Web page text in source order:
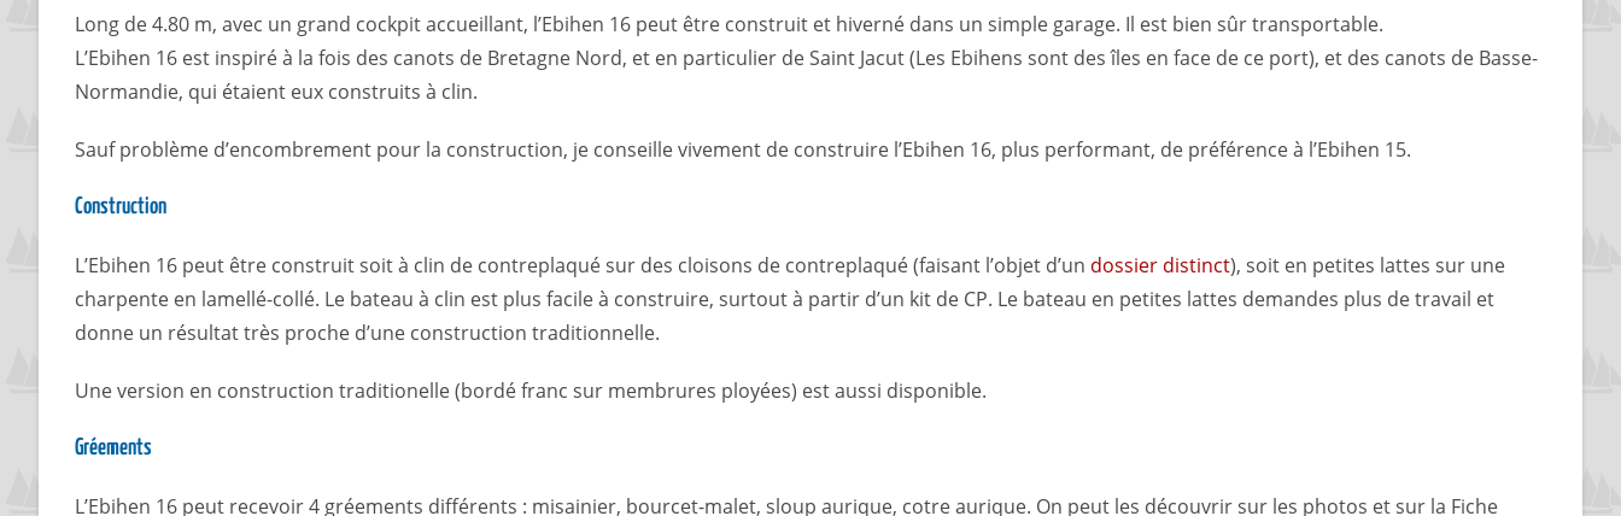
Long de 4.80 m, avec un grand cockpit accueillant, l’Ebihen 16 peut être construit et hiverné dans un simple garage. Il est bien sûr transportable.
L’Ebihen 16 est inspiré à la fois des canots de Bretagne Nord, et en particulier de Saint Jacut (Les Ebihens sont des îles en face de ce port), et des canots de Basse-
Normandie, qui étaient eux construits à clin.
Sauf problème d’encombrement pour la construction, je conseille vivement de construire l’Ebihen 16, plus performant, de préférence à l’Ebihen 15.
Construction
L’Ebihen 16 peut être construit soit à clin de contreplaqué sur des cloisons de contreplaqué (faisant l’objet d’un dossier distinct), soit en petites lattes sur une
charpente en lamellé-collé. Le bateau à clin est plus facile à construire, surtout à partir d’un kit de CP. Le bateau en petites lattes demandes plus de travail et
donne un résultat très proche d’une construction traditionnelle.
Une version en construction traditionelle (bordé franc sur membrures ployées) est aussi disponible.
Gréements
L’Ebihen 16 peut recevoir 4 gréements différents : misainier, bourcet-malet, sloup aurique, cotre aurique. On peut les découvrir sur les photos et sur la Fiche